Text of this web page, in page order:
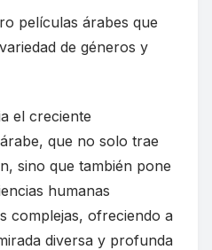
películas árabes que
de géneros y
el creciente
que no solo trae
sino que también pone
humanas
complejas, ofreciendo a
diversa y profunda